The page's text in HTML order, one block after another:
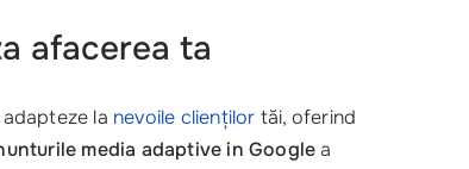
afacerea ta
la nevoile clienților tăi, oferind
media adaptive in Googlea